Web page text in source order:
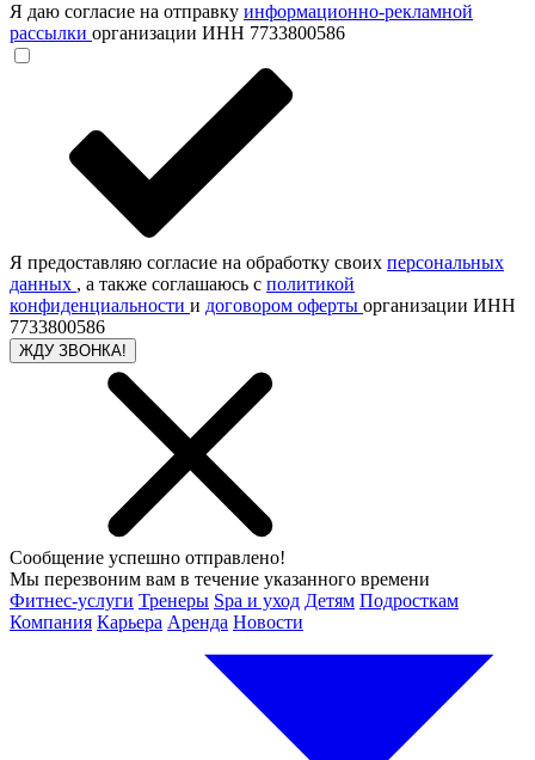
Я даю согласие на отправку информационно-рекламной
рассылки организации ИНН 7733800586
Я предоставляю согласие на обработку своих персональных
данных , а также соглашаюсь с политикой
конфиденциальности и договором оферты организации ИНН
7733800586
ЖДУ ЗВОНКА!
Сообщение успешно отправлено!
Мы перезвоним вам в течение указанного времени
Фитнес-услуги Тренеры Spa и уход Детям Подросткам
Компания Карьера Аренда Новости